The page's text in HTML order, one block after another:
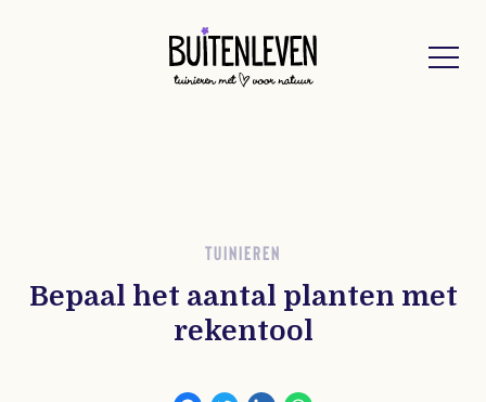
TUINIEREN
Bepaal het aantal planten met
rekentool